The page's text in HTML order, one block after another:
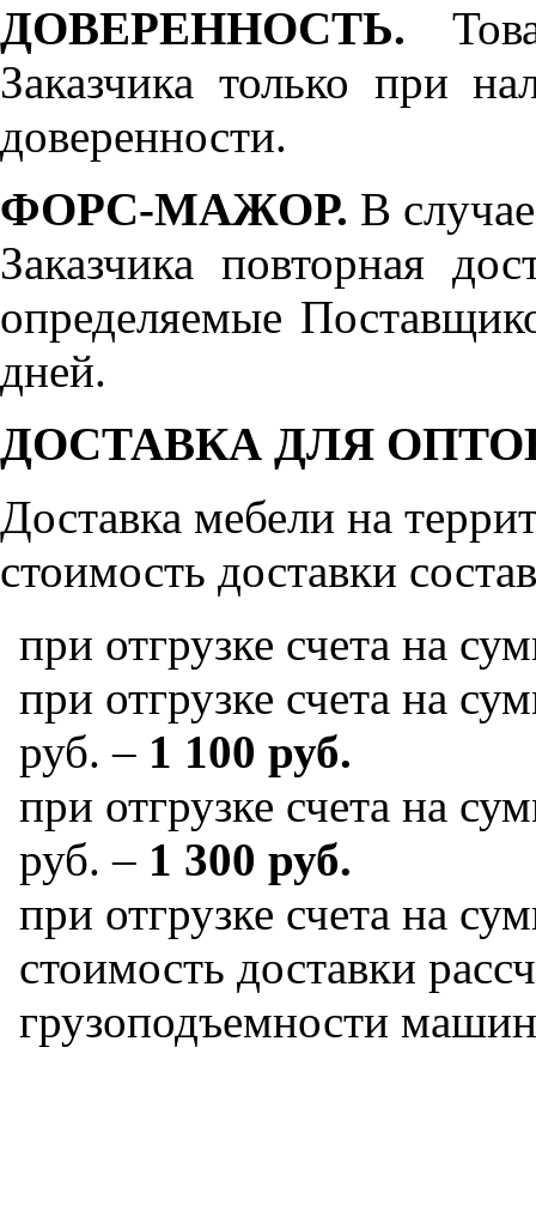
ДОВЕРЕННОСТЬ.
Заказчика только при
доверенности.
ФОРС-МАЖОР. В
Заказчика повторная
определяемые
дней.
ДОСТАВКА ДЛЯ
Доставка мебели на
стоимость доставки
при отгрузке счета на
при отгрузке счета на
руб. – 1 100 руб.
при отгрузке счета на
руб. – 1 300 руб.
при отгрузке счета на
стоимость доставки
грузоподъемности